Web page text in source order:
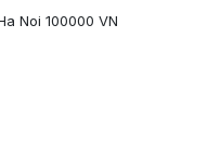
Noi 100000 VN